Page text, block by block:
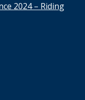
2024 – Riding